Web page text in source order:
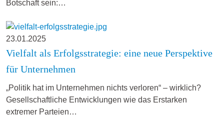
Botschaft sein:…
23.01.2025
Vielfalt als Erfolgsstrategie: eine neue Perspektive
für Unternehmen
„Politik hat im Unternehmen nichts verloren“ – wirklich?
Gesellschaftliche Entwicklungen wie das Erstarken
extremer Parteien…